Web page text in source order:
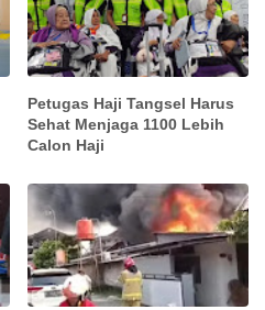
Petugas Haji Tangsel Harus
Sehat Menjaga 1100 Lebih
Calon Haji